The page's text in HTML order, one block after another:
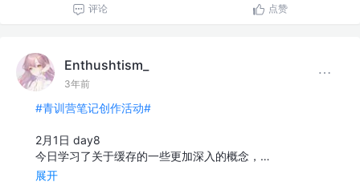
评论 点赞
Enthushtism_
3年前
#青训营笔记创作活动#
2月1日 day8
今日学习了关于缓存的一些更加深入的概念，…
展开